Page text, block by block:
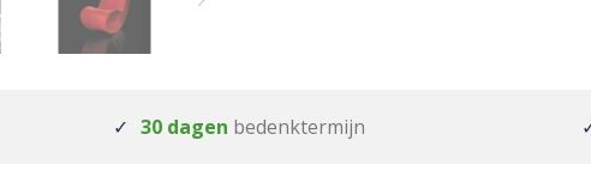
30 dagen bedenktermijn